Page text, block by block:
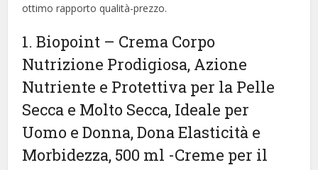
ottimo rapporto qualità-prezzo.
1. Biopoint – Crema Corpo
Nutrizione Prodigiosa, Azione
Nutriente e Protettiva per la Pelle
Secca e Molto Secca, Ideale per
Uomo e Donna, Dona Elasticità e
Morbidezza, 500 ml -Creme per il